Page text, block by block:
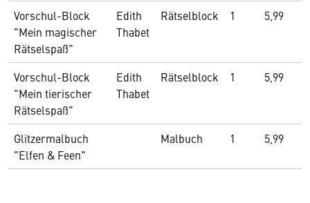
Vorschul-Block
"Mein magischer
Rätselspaß"
Edith
Thabet
Rätselblock 1 5,99
Vorschul-Block
"Mein tierischer
Rätselspaß"
Edith
Thabet
Rätselblock 1 5,99
Glitzermalbuch
"Elfen & Feen"
Malbuch 1 5,99